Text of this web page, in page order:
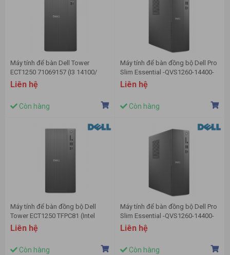
Máy tính để bàn Dell Tower
ECT1250 71069157 (I3 14100/
8GB/ 512GB SSD/ Wifi + BT/ Key/
Mouse/ Win11/ 1Y)
Liên hệ
Còn hàng
Máy tính để bàn đồng bộ Dell Pro
Slim Essential -QVS1260-14400-
08512W (Intel Core i5 14400 | 8GB
DDR5 | 512GB SSD | No
Liên hệ
Còn hàng
Máy tính để bàn đồng bộ Dell
Tower ECT1250 TFPC81 (Intel
Core i5-14400 | 8GB | 512GB SSD |
KB Copilot | M | Win 11SL | Pro |
Liên hệ
Còn hàng
Máy tính để bàn đồng bộ Dell Pro
Slim Essential -QVS1260-14400-
08512U (Intel Core i5 14400 | 8GB
DDR5 | 512GB SSD | No
Liên hệ
Còn hàng